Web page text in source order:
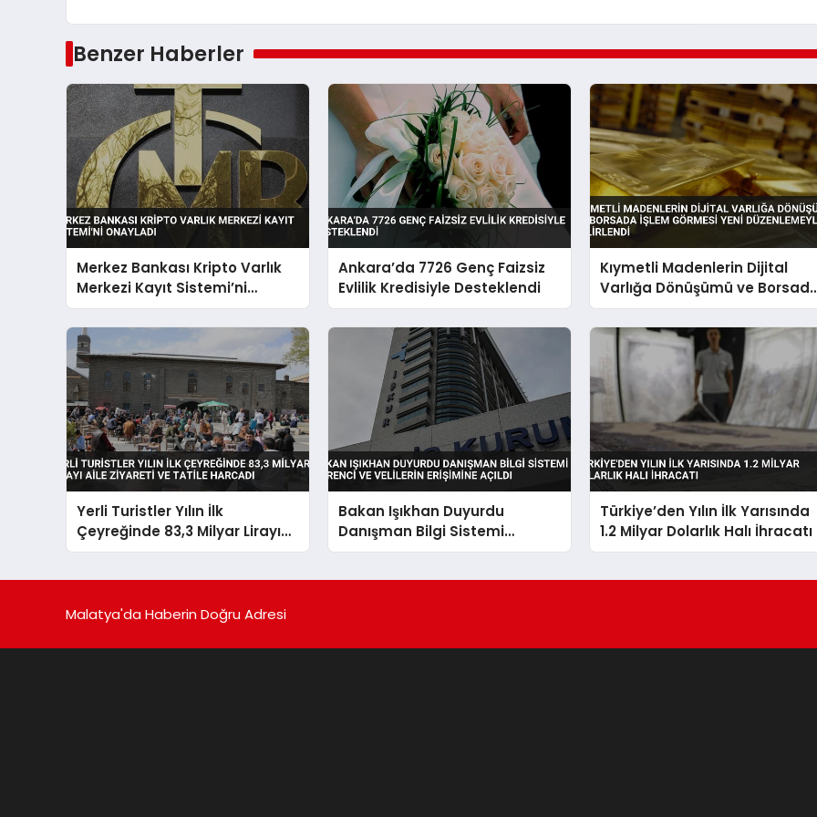
Benzer Haberler
Merkez Bankası Kripto Varlık
Merkezi Kayıt Sistemi’ni
Onayladı
Ankara’da 7726 Genç Faizsiz
Evlilik Kredisiyle Desteklendi
Kıymetli Madenlerin Dijital
Varlığa Dönüşümü ve
İşlem Görmesi Yeni
Düzenlemeyle Belirlendi
Yerli Turistler Yılın İlk
Çeyreğinde 83,3 Milyar Lirayı
Aile Ziyareti ve Tatile Harcadı
Bakan Işıkhan Duyurdu
Danışman Bilgi Sistemi
Öğrenci ve Velilerin Erişimine
Türkiye’den Yılın İlk Yarısında
1.2 Milyar Dolarlık Halı İhracatı
Malatya'da Haberin Doğru Adresi